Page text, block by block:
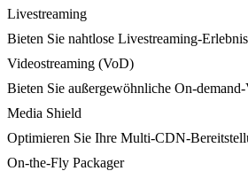
Livestreaming
Bieten Sie nahtlose Livestreaming-
Videostreaming (VoD)
Bieten Sie außergewöhnliche On-
Media Shield
Optimieren Sie Ihre Multi-CDN-
On-the-Fly Packager